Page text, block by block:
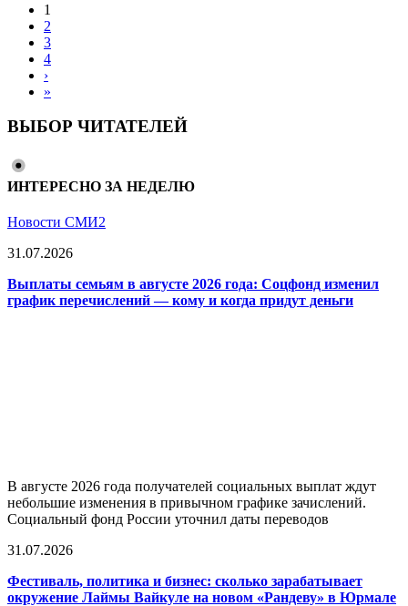
1
2
3
4
›
»
ВЫБОР ЧИТАТЕЛЕЙ
ИНТЕРЕСНО ЗА НЕДЕЛЮ
Новости СМИ2
31.07.2026
Выплаты семьям в августе 2026 года: Соцфонд изменил
график перечислений — кому и когда придут деньги
В августе 2026 года получателей социальных выплат ждут
небольшие изменения в привычном графике зачислений.
Социальный фонд России уточнил даты переводов
31.07.2026
Фестиваль, политика и бизнес: сколько зарабатывает
окружение Лаймы Вайкуле на новом «Рандеву» в Юрмале